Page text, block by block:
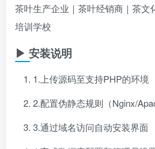
茶叶生产企业｜茶叶经销商｜茶文
培训学校
▶ 安装说明
1.上传源码至支持PHP的环境
2.配置伪静态规则（Nginx/
3.通过域名访问自动安装界面